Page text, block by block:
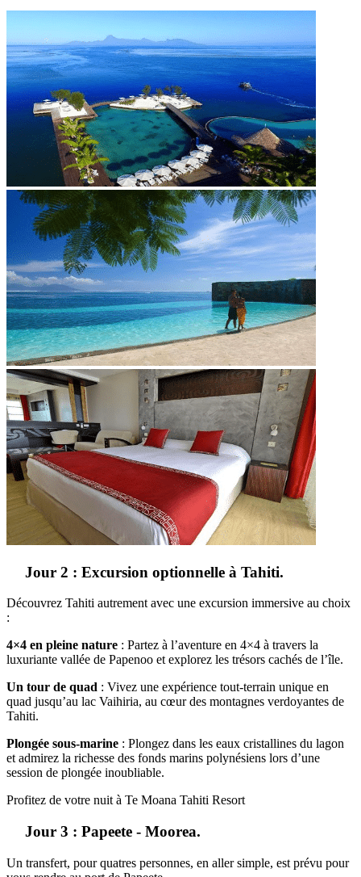
Jour 2 : Excursion optionnelle à Tahiti.
Découvrez Tahiti autrement avec une excursion immersive au choix
:
4×4 en pleine nature : Partez à l’aventure en 4×4 à travers la
luxuriante vallée de Papenoo et explorez les trésors cachés de l’île.
Un tour de quad : Vivez une expérience tout-terrain unique en
quad jusqu’au lac Vaihiria, au cœur des montagnes verdoyantes de
Tahiti.
Plongée sous-marine : Plongez dans les eaux cristallines du lagon
et admirez la richesse des fonds marins polynésiens lors d’une
session de plongée inoubliable.
Profitez de votre nuit à Te Moana Tahiti Resort
Jour 3 : Papeete - Moorea.
Un transfert, pour quatres personnes, en aller simple, est prévu pour